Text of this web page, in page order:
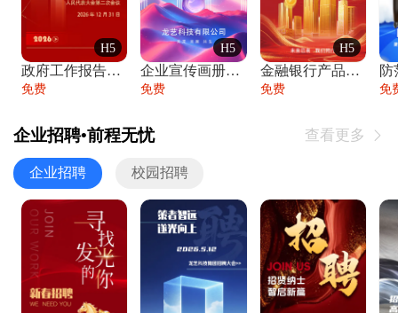
H5
政府工作报告政府年终工作总结
免费
H5
企业宣传画册公司简介产品介绍业务宣传手册
免费
H5
金融银行产品宣传手册企业宣传产品介绍
免费
防
免
企业招聘•前程无忧 查看更多 
企业招聘 校园招聘